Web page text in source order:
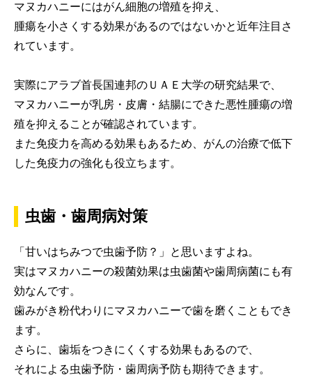
マヌカハニーにはがん細胞の増殖を抑え、
腫瘍を小さくする効果があるのではないかと近年注目さ
れています。
実際にアラブ首長国連邦のＵＡＥ大学の研究結果で、
マヌカハニーが乳房・皮膚・結腸にできた悪性腫瘍の増
殖を抑えることが確認されています。
また免疫力を高める効果もあるため、がんの治療で低下
した免疫力の強化も役立ちます。
虫歯・歯周病対策
「甘いはちみつで虫歯予防？」と思いますよね。
実はマヌカハニーの殺菌効果は虫歯菌や歯周病菌にも有
効なんです。
歯みがき粉代わりにマヌカハニーで歯を磨くこともでき
ます。
さらに、歯垢をつきにくくする効果もあるので、
それによる虫歯予防・歯周病予防も期待できます。